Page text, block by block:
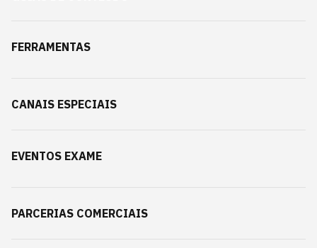
FERRAMENTAS
CANAIS ESPECIAIS
EVENTOS EXAME
PARCERIAS COMERCIAIS